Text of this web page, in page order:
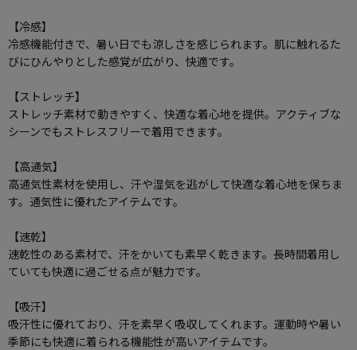
【冷感】
冷感機能付きで、暑い日でも涼しさを感じられます。肌に触れるた
びにひんやりとした感覚が広がり、快適です。
【ストレッチ】
ストレッチ素材で動きやすく、快適な着心地を提供。アクティブな
シーンでもストレスフリーで着用できます。
【高通気】
高通気性素材を使用し、汗や湿気を逃がして快適な着心地を保ちま
す。通気性に優れたアイテムです。
【速乾】
速乾性のある素材で、汗をかいても素早く乾きます。長時間着用し
ていても快適に過ごせる点が魅力です。
【吸汗】
吸汗性に優れており、汗を素早く吸収してくれます。運動時や暑い
季節にも快適に着られる機能性が高いアイテムです。